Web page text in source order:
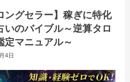
ングセラー】稼ぎに特化
いのバイブル～逆算タロ
定マニュアル～
4日